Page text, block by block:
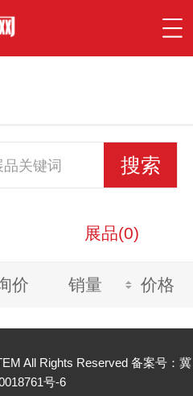
展品(0)
价 销量 价格
All Rights Reserved 备案号： 冀
号-6